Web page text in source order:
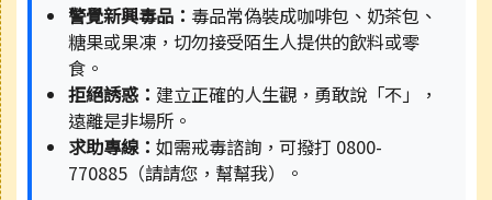
警覺新興毒品： 毒品常偽裝成咖啡包、奶茶包、
糖果或果凍，切勿接受陌生人提供的飲料或零
食。
拒絕誘惑： 建立正確的人生觀，勇敢說「不」，
遠離是非場所。
求助專線：如需戒毒諮詢，可撥打 0800-
770885（請請您，幫幫我）。